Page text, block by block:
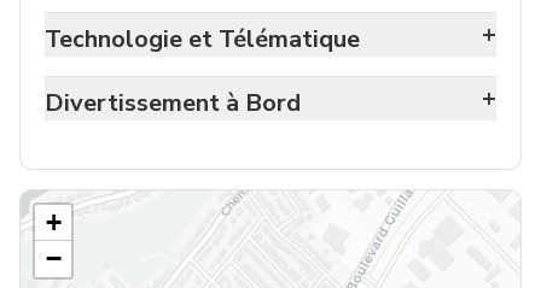
Technologie et Télématique +
Divertissement à Bord +
+
−